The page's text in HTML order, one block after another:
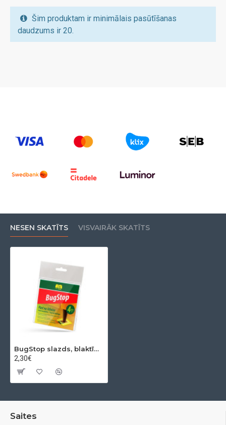
Šim produktam ir minimālais pasūtīšanas
daudzums ir 20.
NESEN SKATĪTS VISVAIRĀK SKATĪTS
BugStop slazds, blaktīm, iepakojums. 4 gab., Pārdod kastīti 20 pac
2,30€
Saites